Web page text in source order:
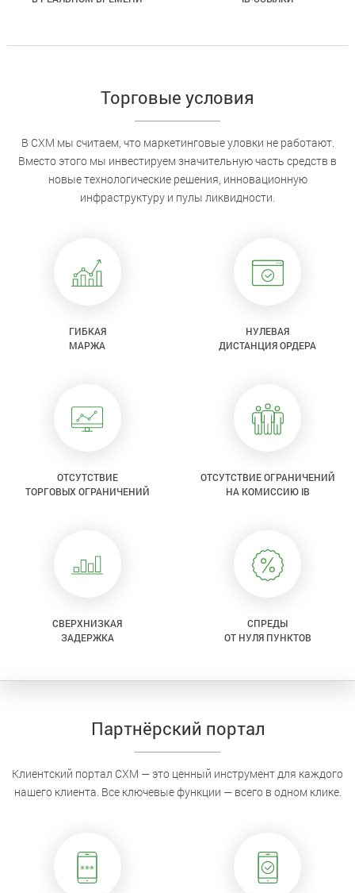
Торговые условия
В CXM мы считаем, что маркетинговые уловки не работают.
Вместо этого мы инвестируем значительную часть средств в
новые технологические решения, инновационную
инфраструктуру и пулы ликвидности.
ГИБКАЯ
МАРЖА
НУЛЕВАЯ
ДИСТАНЦИЯ ОРДЕРА
ОТСУТСТВИЕ
ТОРГОВЫХ ОГРАНИЧЕНИЙ
ОТСУТСТВИЕ ОГРАНИЧЕНИЙ
НА КОМИССИЮ IB
СВЕРХНИЗКАЯ
ЗАДЕРЖКА
СПРЕДЫ
ОТ НУЛЯ ПУНКТОВ
Партнёрский портал
Клиентский портал CXM — это ценный инструмент для каждого
нашего клиента. Все ключевые функции — всего в одном клике.